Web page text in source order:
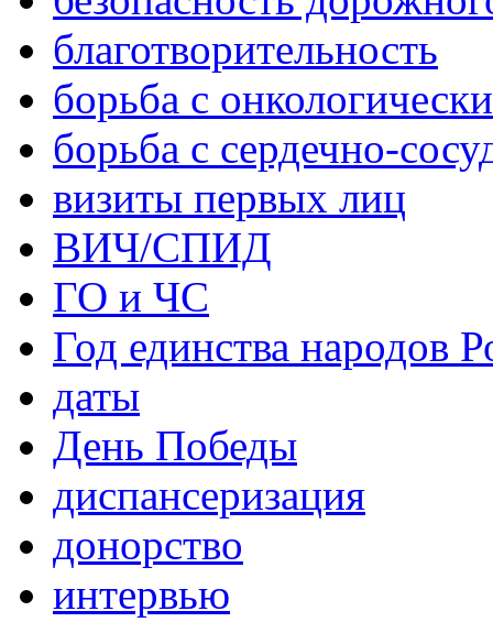
благотворительность
борьба с
борьба с сердечно-
визиты первых лиц
ВИЧ/СПИД
ГО и ЧС
Год единства народов
даты
День Победы
диспансеризация
донорство
интервью